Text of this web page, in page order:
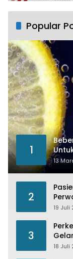
Popular
1
13
2
di
19 Juli
3
18 Juli